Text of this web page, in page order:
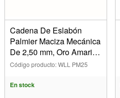
Cadena De Eslabón
Palmier Maciza Mecánica
De 2,50 mm, Oro Amarillo
De 18 K
Código producto: WLL PM25
En stock